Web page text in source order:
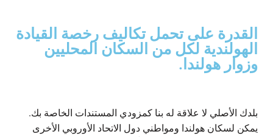
القدرة على تحمل تكاليف رخصة القيادة
الهولندية لكل من السكان المحليين
وزوار هولندا.
بلدك الأصلي لا علاقة له بنا كمزودي المستندات الخاصة بك.
يمكن لسكان هولندا ومواطني دول الاتحاد الأوروبي الأخرى